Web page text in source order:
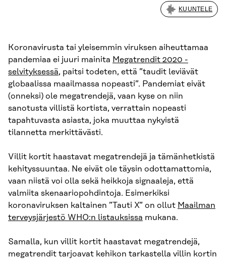
KUUNTELE
Koronavirusta tai yleisemmin viruksen aiheuttamaa
pandemiaa ei juuri mainita Megatrendit 2020 -
selvityksessä, paitsi todeten, että ”taudit leviävät
globaalissa maailmassa nopeasti”. Pandemiat eivät
(onneksi) ole megatrendejä, vaan kyse on niin
sanotusta villistä kortista, verrattain nopeasti
tapahtuvasta asiasta, joka muuttaa nykyistä
tilannetta merkittävästi.
Villit kortit haastavat megatrendejä ja tämänhetkistä
kehityssuuntaa. Ne eivät ole täysin odottamattomia,
vaan niistä voi olla sekä heikkoja signaaleja, että
valmiita skenaariopohdintoja. Esimerkiksi
koronaviruksen kaltainen ”Tauti X” on ollut Maailman
terveysjärjestö WHO:n listauksissa mukana.
Samalla, kun villit kortit haastavat megatrendejä,
megatrendit tarjoavat kehikon tarkastella villin kortin